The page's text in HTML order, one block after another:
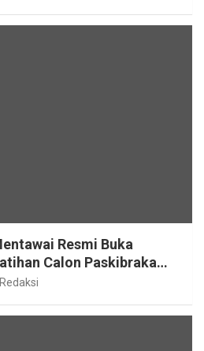
Resmi Buka
Calon Paskibraka
Redaksi